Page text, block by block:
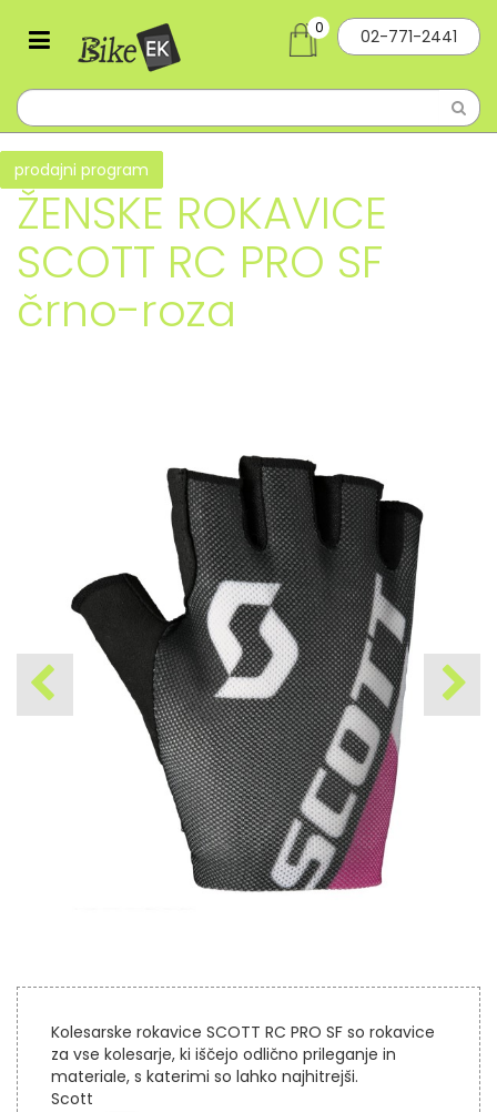
02-771-2441
0
prodajni program
ŽENSKE ROKAVICE
SCOTT RC PRO SF
črno-roza
Kolesarske rokavice SCOTT RC PRO SF so rokavice
za vse kolesarje, ki iščejo odlično prileganje in
materiale, s katerimi so lahko najhitrejši.
Scott